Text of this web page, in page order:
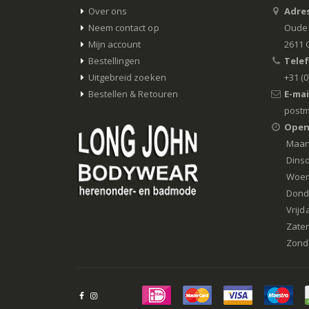
Over ons
Neem contact op
Mijn account
Bestellingen
Uitgebreid zoeken
Bestellen & Retouren
2611
+31
E-